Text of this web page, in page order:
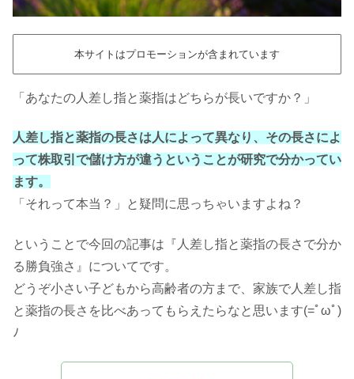
本サイトはプロモーションが含まれています
「あなたの人差し指と薬指はどちらが長いですか？」
人差し指と薬指の長さは人によって異なり、その長さによ
って株取引で儲け方が違うということが研究で分かってい
ます。
「それって本当？」と疑問に思っちゃいますよね？
ということで今回の記事は『人差し指と薬指の長さで分か
る勝負強さ』についてです。
どうぞ小さい子どもから高齢者の方まで、家族で人差し指
と薬指の長さを比べあってもらえたらなと思います(=ﾟωﾟ)
ﾉ